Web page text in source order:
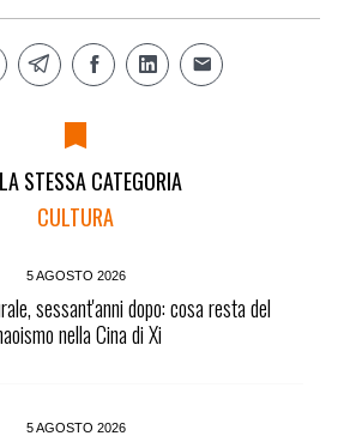
STESSA CATEGORIA
CULTURA
5 AGOSTO 2026
sessant'anni dopo: cosa resta del
nella Cina di Xi
5 AGOSTO 2026